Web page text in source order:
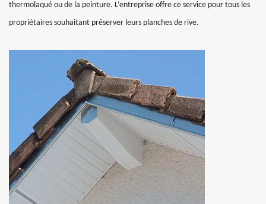
thermolaqué ou de la peinture. L’entreprise offre ce service pour tous les
propriétaires souhaitant préserver leurs planches de rive.